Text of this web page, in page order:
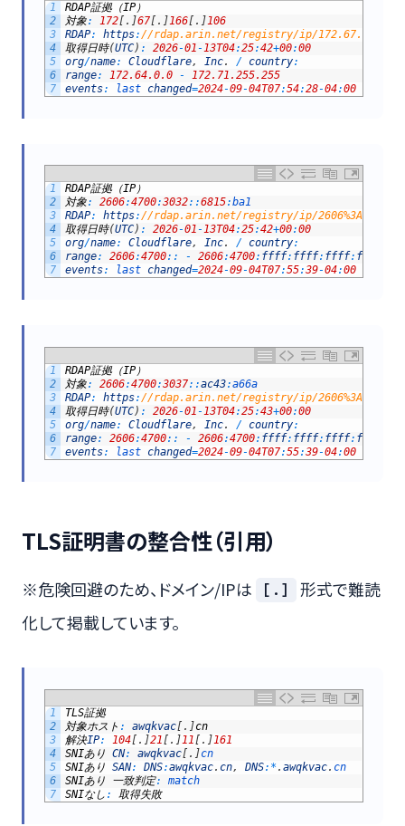
1
2
3
4
5
6
7
RDAP証拠（IP ）
対象: 172[ . ]67[ . ]166[ . ]106
RDAP: https://rdap.arin.net/registry/ip/
取得日時(UTC) : 2026-01-13T04:25:42+00:00
org/name: Cloudflare, Inc. / country:
range: 172.64.0.0 -
172.71.255.255
events: last changed=2024-09-04T07:54:28-04:00
1
2
3
4
5
6
7
RDAP証拠（IP ）
対象: 2606:4700:3032::6815:ba1
RDAP: https://rdap.arin.net/registry/ip/
取得日時(UTC) : 2026-01-13T04:25:42+00:00
org/name: Cloudflare, Inc. / country:
range: 2606:4700:: - 2606:4700: ffff: ffff: ffff: ffff
events: last changed=2024-09-04T07:55:39-04:00
1
2
3
4
5
6
7
RDAP証拠（IP ）
対象: 2606:4700:3037::ac43:a66a
RDAP: https: //rdap.arin.net/registry/ip/
取得日時(UTC) : 2026-01- 13T04:25:43+00:00
org/name: Cloudflare, Inc. / country:
range: 2606:4700:: - 2606:4700: ffff: ffff: ffff: ffff
events: last changed=2024-09-04T07:55:39-04:00
TLS証明書の整合性（引用）
※危険回避のため、ドメイン/IPは [.]
形式で難読
化して掲載しています。
1
2
3
4
5
6
7
TLS証拠
対象ホスト : awqkvac[ . ]cn
解決IP: 104[ . ]21[ . ]11[ . ]161
SNIあり CN: awqkvac[ . ]cn
SNIあり SAN: DNS:awqkvac. cn, DNS: * .awqkvac. cn
SNIあり 一致判定:
match
SNIなし : 取得失敗